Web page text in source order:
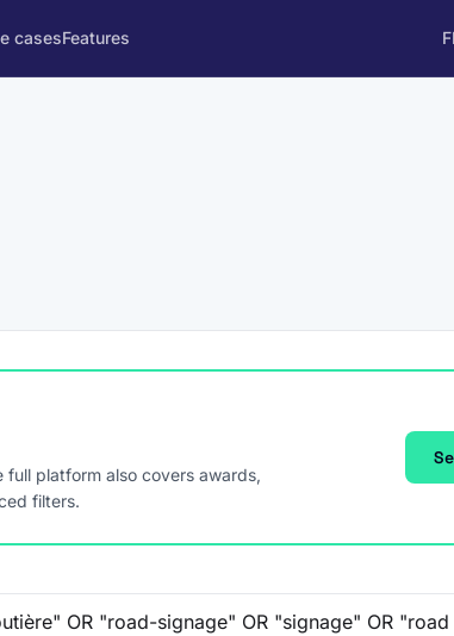
casesFeatures
platform also covers awards,
filters.